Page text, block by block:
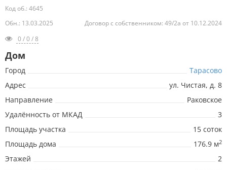
Код об.: 4645
Обн.: 13.03.2025
Договор с собственником: 49/2а от 10.12.2024
0 / 0 / 8
Дом
Город
Тарасово
Адрес
ул. Чистая, д. 8
Направление
Раковское
Удалённость от МКАД
3
Площадь участка
15 соток
Площадь дома
176.9 м2
Этажей
2